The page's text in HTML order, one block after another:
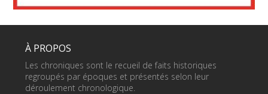
À PROPOS
Les chroniques sont le recueil de faits historiques
regroupés par époques et présentés selon leur
déroulement chronologique.